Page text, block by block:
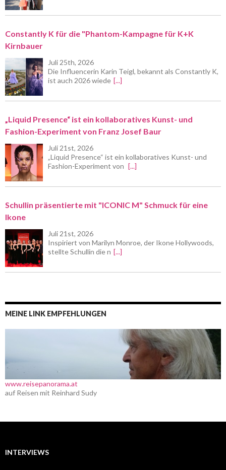
Constantly K für die "Phantom-Kampagne für K+K
Kirnbauer
Juli 25th, 2026
Die Influencerin Karin Teigl, bekannt als Constantly K,
ist auch 2026 wiede [...]
„Liquid Presence“ ist ein kollaboratives Kunst- und
Fashion-Experiment von Franz Josef Baur
Juli 21st, 2026
„Liquid Presence“ ist ein kollaboratives Kunst- und
Fashion-Experiment von [...]
Schullin präsentierte mit "ICONIC M" Schmuck für eine
Ikone
Juli 21st, 2026
Inspiriert von Marilyn Monroe, der Ikone Hollywoods,
stellte Schullin die n [...]
MEINE LINK EMPFEHLUNGEN
www.reisepanorama.at
auf Reisen mit Reinhard Sudy
INTERVIEWS